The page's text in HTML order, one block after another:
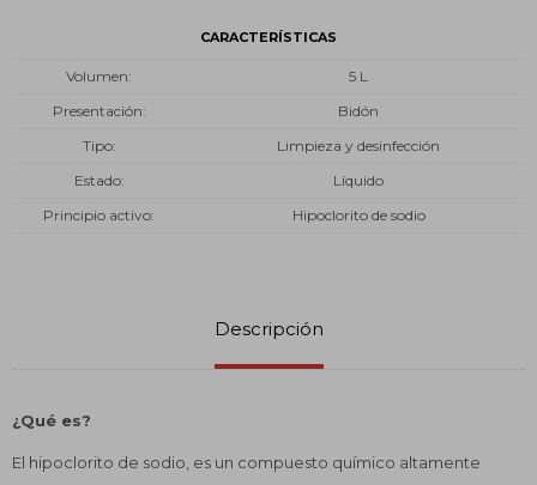
CARACTERÍSTICAS
Volumen
5 L
Presentación
Bidón
Tipo
Limpieza y desinfección
Estado
Líquido
Principio activo
Hipoclorito de sodio
Descripción
¿Qué es?
El hipoclorito de sodio, es un compuesto químico altamente